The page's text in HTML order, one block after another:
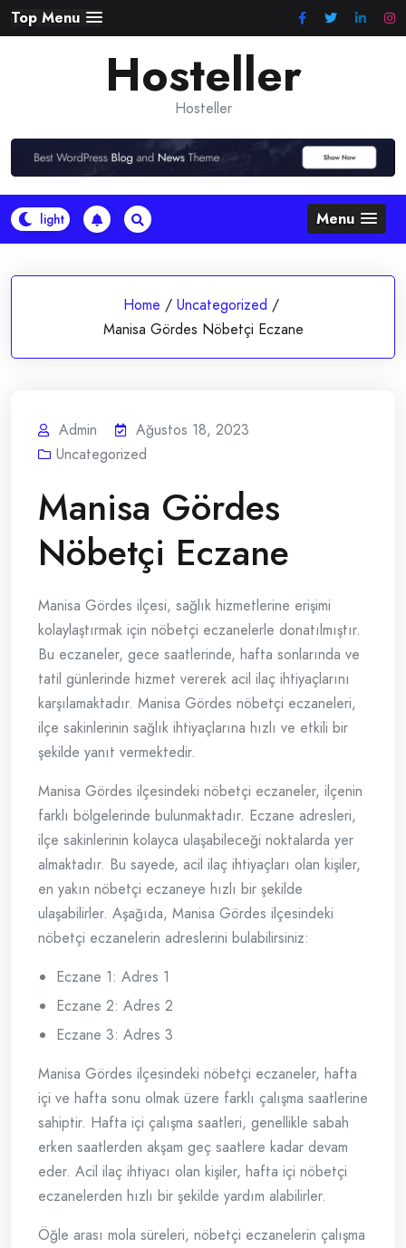
Skip
to
Top Menu
Hosteller
Hosteller
Menu
Home / Uncategorized /
Manisa Gördes Nöbetçi Eczane
Admin
Ağustos 18, 2023
Uncategorized
Manisa Gördes
Nöbetçi Eczane
Manisa Gördes ilçesi, sağlık hizmetlerine erişimi
kolaylaştırmak için nöbetçi eczanelerle donatılmıştır.
Bu eczaneler, gece saatlerinde, hafta sonlarında ve
tatil günlerinde hizmet vererek acil ilaç ihtiyaçlarını
karşılamaktadır. Manisa Gördes nöbetçi eczaneleri,
ilçe sakinlerinin sağlık ihtiyaçlarına hızlı ve etkili bir
şekilde yanıt vermektedir.
Manisa Gördes ilçesindeki nöbetçi eczaneler, ilçenin
farklı bölgelerinde bulunmaktadır. Eczane adresleri,
ilçe sakinlerinin kolayca ulaşabileceği noktalarda yer
almaktadır. Bu sayede, acil ilaç ihtiyaçları olan kişiler,
en yakın nöbetçi eczaneye hızlı bir şekilde
ulaşabilirler. Aşağıda, Manisa Gördes ilçesindeki
nöbetçi eczanelerin adreslerini bulabilirsiniz:
Eczane 1: Adres 1
Eczane 2: Adres 2
Eczane 3: Adres 3
Manisa Gördes ilçesindeki nöbetçi eczaneler, hafta
içi ve hafta sonu olmak üzere farklı çalışma saatlerine
sahiptir. Hafta içi çalışma saatleri, genellikle sabah
erken saatlerden akşam geç saatlere kadar devam
eder. Acil ilaç ihtiyacı olan kişiler, hafta içi nöbetçi
eczanelerden hızlı bir şekilde yardım alabilirler.
Öğle arası mola süreleri, nöbetçi eczanelerin çalışma